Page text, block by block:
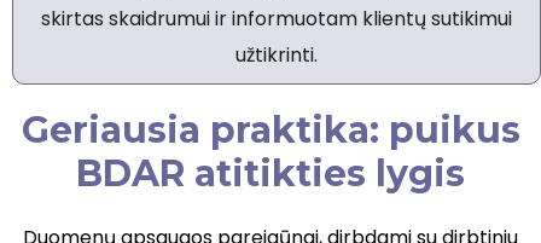
skirtas skaidrumui ir informuotam klientų sutikimui
užtikrinti.
Geriausia praktika: puikus
BDAR atitikties lygis